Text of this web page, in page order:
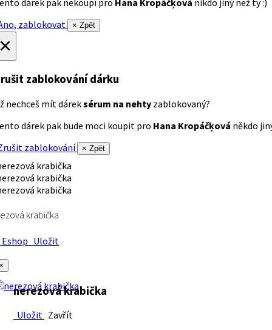
dárek pak nekoupí pro Hana Kropáčķová nikdo jiný než ty :)
zablokovat
× Zpět
zablokování dárku
nechceš mít dáreksérum na nehty zablokovaný?
dárek pak bude moci koupit pro Hana Kropáčķová někdo
zablokování
× Zpět
krabička
Uložit
nerezová krabička
Uložit Zavřít